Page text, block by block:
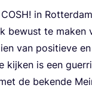
COSH! in
bewust te maken
van posi­tie­ve
kij­ken is een
de beken­de